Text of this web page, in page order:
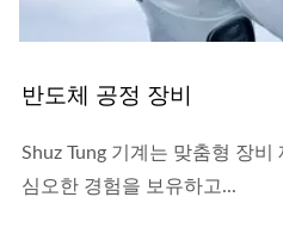
반도체 공정 장비
Shuz Tung 기계는 맞춤형 장비
심오한 경험을 보유하고...